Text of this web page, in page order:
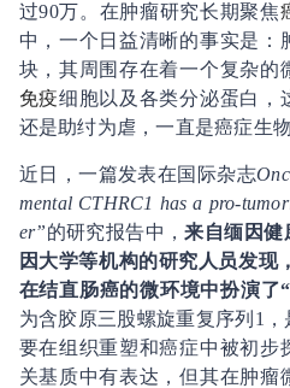
过90万。在肿瘤研究长期聚焦
中，一个日益清晰的事实是：
块，其周围存在着一个复杂的
免疫细胞以及各类分泌蛋白，
还是助纣为虐，一直是癌症生
近日，一篇发表在国际杂志
mental CTHRC1 has a pro-
er”的研究报告中，来自缅因健
因大学等机构的研究人员发现
在结直肠癌的微环境中扮演了
为含胶原三股螺旋重复序列1
要在组织重塑和癌症中被初步
关基质中有表达，但其在肿瘤